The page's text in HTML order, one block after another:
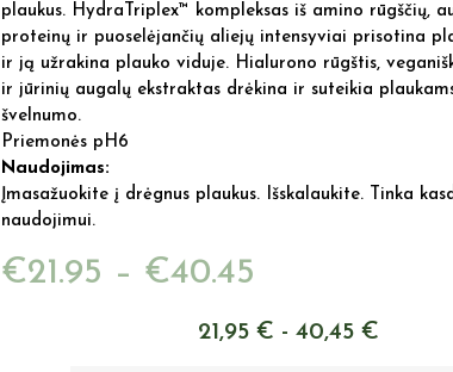
plaukus. HydraTriplex™ kompleksas iš amino rūgščių,
proteinų ir puoselėjančių aliejų intensyviai prisotina
ir ją užrakina plauko viduje. Hialurono rūgštis,
ir jūrinių augalų ekstraktas drėkina ir suteikia
švelnumo.
Priemonės pH6
Naudojimas:
Įmasažuokite į drėgnus plaukus. Išskalaukite. Tinka
naudojimui.
€21.95 – €40.45
21,95 € - 40,45 €